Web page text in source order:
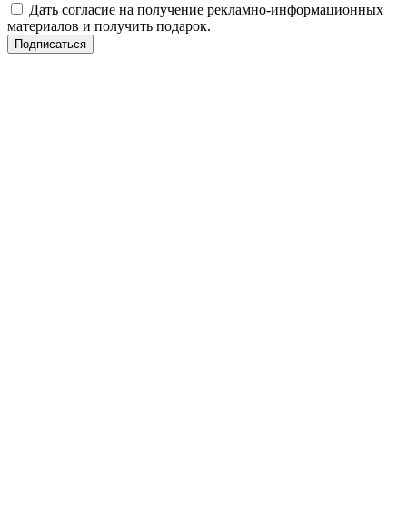
Дать согласие на получение рекламно-информационных
материалов и получить подарок.
Подписаться